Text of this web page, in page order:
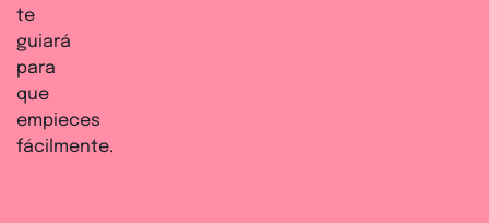
te
guiará
para
que
empieces
fácilmente.